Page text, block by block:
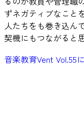
ずネガティブなこと
人たちをも巻き込ん
契機にもつながると
音楽教育Vent Vol.55